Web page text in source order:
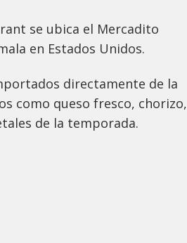
se ubica el Mercadito
en Estados Unidos.
directamente de la
como queso fresco, chorizo,
de la temporada.